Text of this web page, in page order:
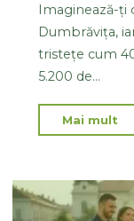
Imaginează-ți
Dumbrăvița,
tristețe cum
5.200 de…
Mai mult